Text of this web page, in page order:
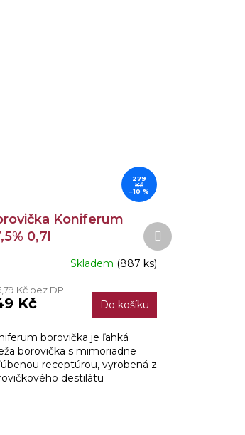
279
Kč
–10 %
Koniferum
0,7l
Skladem (887 ks)
Kč bez DPH
Kč Do košíku
borovička je ľahká
borovička s mimoriadne
receptúrou, vyrobená z
destilátu
Další
produkt